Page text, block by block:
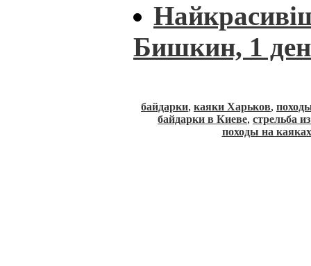
Бишкин, 1
байдарки, каяки Харьков,
байдарки в Киеве, стрельба
походы на каяках